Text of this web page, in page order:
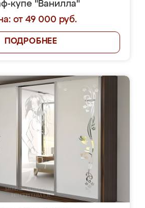
купе "Ванилла"
от 49 000 руб.
ПОДРОБНЕЕ